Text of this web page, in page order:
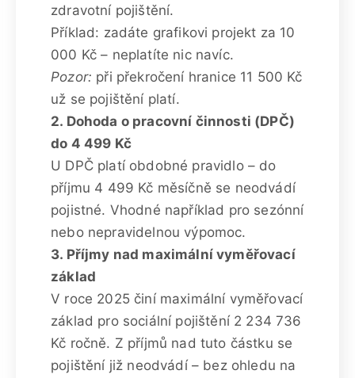
zdravotní pojištění.
Příklad: zadáte grafikovi projekt za 10
000 Kč – neplatíte nic navíc.
Pozor: při překročení hranice 11 500 Kč
už se pojištění platí.
2. Dohoda o pracovní činnosti (DPČ)
do 4 499 Kč
U DPČ platí obdobné pravidlo – do
příjmu 4 499 Kč měsíčně se neodvádí
pojistné. Vhodné například pro sezónní
nebo nepravidelnou výpomoc.
3. Příjmy nad maximální vyměřovací
základ
V roce 2025 činí maximální vyměřovací
základ pro sociální pojištění 2 234 736
Kč ročně. Z příjmů nad tuto částku se
pojištění již neodvádí – bez ohledu na